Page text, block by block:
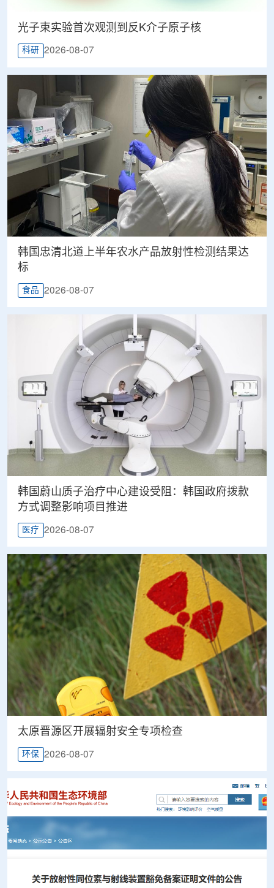
光子束实验首次观测到反K介子原子核
科研 2026-08-07
韩国忠清北道上半年农水产品放射性检测结果达
标
食品 2026-08-07
韩国蔚山质子治疗中心建设受阻：韩国政府拨款
方式调整影响项目推进
医疗 2026-08-07
太原晋源区开展辐射安全专项检查
环保 2026-08-07